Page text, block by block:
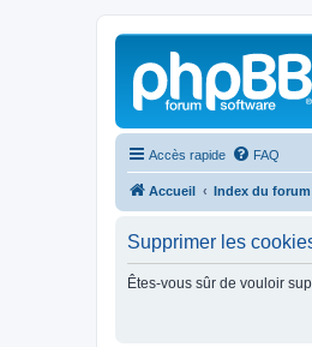
Accès rapide FAQ
Accueil Index du forum
Supprimer les
Êtes-vous sûr de vouloir